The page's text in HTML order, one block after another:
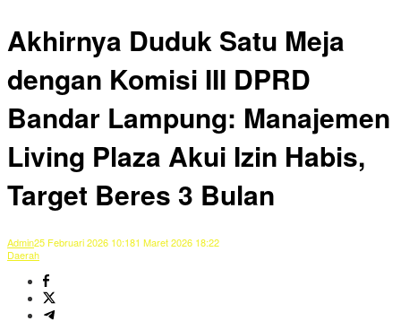
Akhirnya Duduk Satu Meja
dengan Komisi III DPRD
Bandar Lampung: Manajemen
Living Plaza Akui Izin Habis,
Target Beres 3 Bulan
Admin25 Februari 2026 10:181 Maret 2026 18:22
Daerah